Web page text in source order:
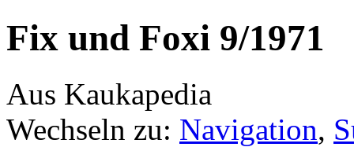
Fix und Foxi 9/1971
Aus Kaukapedia
Wechseln zu: Navigation,